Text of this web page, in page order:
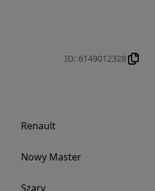
ID: 6149012328
Renault
Nowy Master
Szary